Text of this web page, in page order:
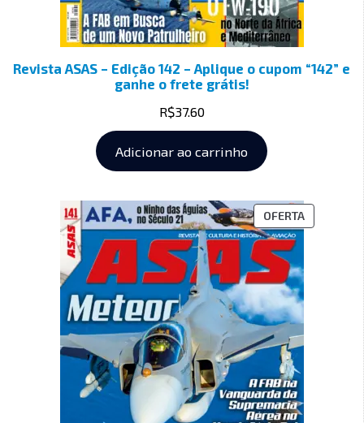
Revista ASAS – Edição 142 – Aplique o cupom “142” e
ganhe o frete grátis!
R$37.60
Adicionar ao carrinho
OFERTA